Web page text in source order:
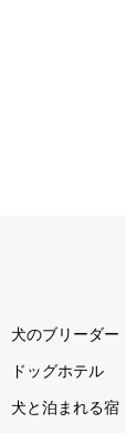
犬のブリーダー
ドッグホテル
犬と泊まれる宿